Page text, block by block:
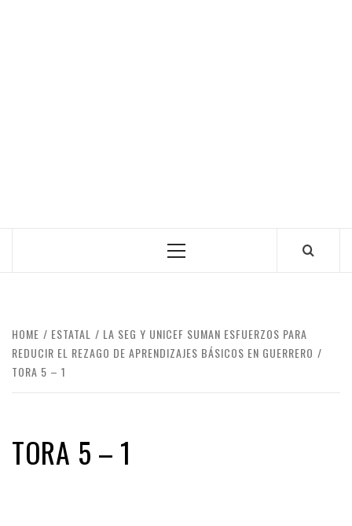
Primary
HOME ESTATAL
LA SEG Y UNICEF SUMAN ESFUERZOS PARA
REDUCIR EL REZAGO DE APRENDIZAJES BÁSICOS EN GUERRERO
TORA 5 – 1
TORA 5 – 1